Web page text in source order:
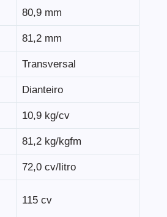
80,9 mm
81,2 mm
Transversal
Dianteiro
10,9 kg/cv
81,2 kg/kgfm
72,0 cv/litro
115 cv